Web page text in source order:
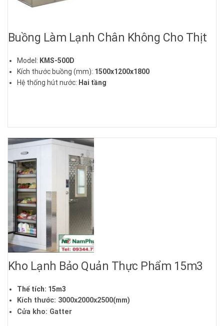
Buồng Làm Lạnh Chân Không Cho Thịt
Model: KMS-500D
Kích thước buồng (mm): 1500x1200x1800
Hệ thống hút nước: Hai tầng
Chất liệu: Thép không gỉ SUS 304
Điện áp: :380V / 3P
Công suất tiêu thụ điện:26.7
Hệ thống điều khiển từ xa
Kích thước lắp đặt:1724x1856x1989 (mm)
Hệ thống làm mát:
EVAPORATIVE COOLING
Loại máy nén:
BITZER
Loại máy bơm chân không:
Chất dung môi:
Trọng lượng tổng thể:
6800kg
Bảo hành:12 tháng
Kho Lạnh Bảo Quản Thực Phẩm 15m3
Thể tích: 15m3
Kích thước: 3000x2000x2500(mm)
Cửa kho: Gatter